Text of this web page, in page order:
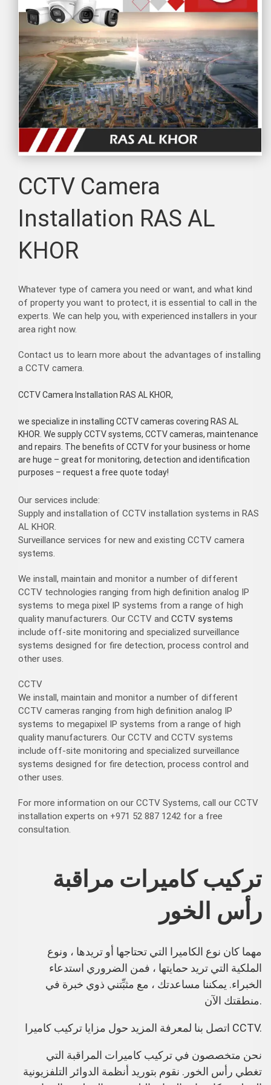
CCTV Camera
Installation RAS AL
KHOR
Whatever type of camera you need or want, and what kind
of property you want to protect, it is essential to call in the
experts. We can help you, with experienced installers in your
area right now.
Contact us to learn more about the advantages of installing
a CCTV camera.
CCTV Camera Installation RAS AL KHOR,
we specialize in installing CCTV cameras covering RAS AL
KHOR. We supply CCTV systems, CCTV cameras, maintenance
and repairs. The benefits of CCTV for your business or home
are huge – great for monitoring, detection and identification
purposes – request a free quote today!
Our services include:
Supply and installation of CCTV installation systems in RAS
AL KHOR.
Surveillance services for new and existing CCTV camera
systems.
We install, maintain and monitor a number of different
CCTV technologies ranging from high definition analog IP
systems to mega pixel IP systems from a range of high
quality manufacturers. Our CCTV and CCTV systems
include off-site monitoring and specialized surveillance
systems designed for fire detection, process control and
other uses.
CCTV
We install, maintain and monitor a number of different
CCTV cameras ranging from high definition analog IP
systems to megapixel IP systems from a range of high
quality manufacturers. Our CCTV and CCTV systems
include off-site monitoring and specialized surveillance
systems designed for fire detection, process control and
other uses.
For more information on our CCTV Systems, call our CCTV
installation experts on +971 52 887 1242 for a free
consultation.
تركيب كاميرات مراقبة
رأس الخور
مهما كان نوع الكاميرا التي تحتاجها أو تريدها ، ونوع
الملكية التي تريد حمايتها ، فمن الضروري استدعاء
الخبراء. يمكننا مساعدتك ، مع مثبِّتني ذوي خبرة في
منطقتك الآن.
اتصل بنا لمعرفة المزيد حول مزايا تركيب كاميرا CCTV.
نحن متخصصون في تركيب كاميرات المراقبة التي
تغطي رأس الخور. نقوم بتوريد أنظمة الدوائر التلفزيونية